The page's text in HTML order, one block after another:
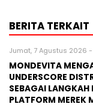
BERITA TERKAIT
Jumat, 7 Agustus 2026 -
MONDEVITA
UNDERSCORE
SEBAGAI
PLATFORM MEREK